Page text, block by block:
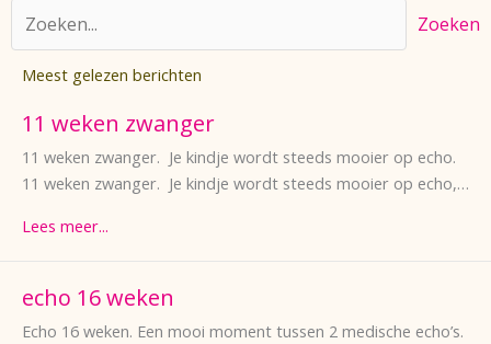
Zoeken
Meest gelezen berichten
11 weken zwanger
11 weken zwanger. Je kindje wordt steeds mooier op echo.
11 weken zwanger. Je kindje wordt steeds mooier op echo,…
Lees meer...
echo 16 weken
Echo 16 weken. Een mooi moment tussen 2 medische echo’s.